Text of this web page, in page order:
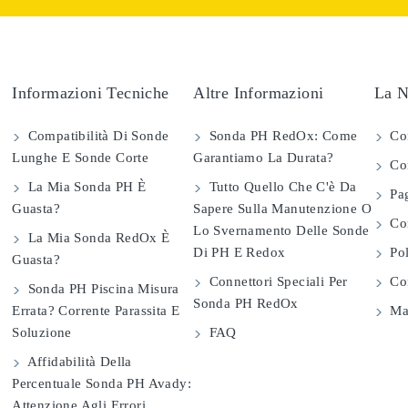
Informazioni Tecniche
Compatibilità Di Sonde
Lunghe E Sonde Corte
La Mia Sonda PH È
Guasta?
La Mia Sonda RedOx È
Guasta?
Sonda PH Piscina Misura
Errata? Corrente Parassita E
Soluzione
Affidabilità Della
Percentuale Sonda PH Avady:
Altre Informazioni
Sonda PH RedOx: Come
Garantiamo La Durata?
Tutto Quello Che C'è Da
Sapere Sulla Manutenzione O
Lo Svernamento Delle Sonde
Di PH E Redox
Connettori Speciali Per
Sonda PH RedOx
FAQ
La